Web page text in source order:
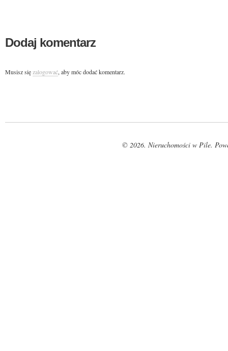
Dodaj komentarz
Musisz sięzalogować, aby móc dodać komentarz.
© 2026. Nieruchomości w Pile.